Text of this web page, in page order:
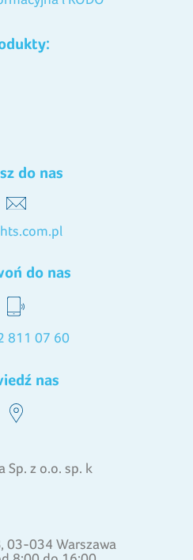
do nas
do nas
811 07 60
nas
Sp. z o.o. sp. k
03-034 Warszawa